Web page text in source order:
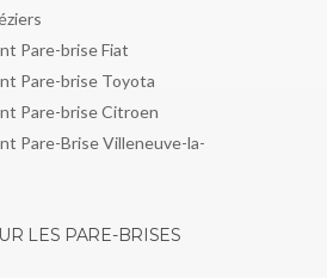
Pare-brise Fiat
Pare-brise Toyota
Pare-brise Citroen
Pare-Brise Villeneuve-la-
LES PARE-BRISES